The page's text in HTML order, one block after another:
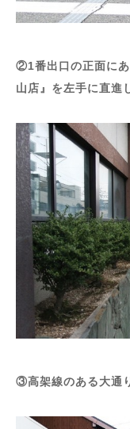
②1番出口の正面に
山店』を左手に直進
③高架線のある大通